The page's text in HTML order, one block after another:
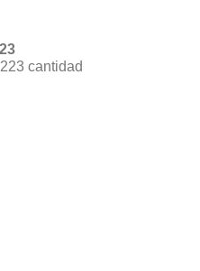
cantidad